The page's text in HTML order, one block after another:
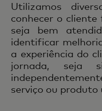
Utilizamos
conhecer o
seja bem
identificar
a experiência do
jornada, seja
serviço ou produto